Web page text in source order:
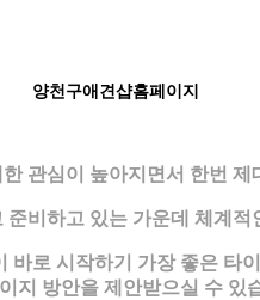
양천구애견샵홈페이지
관심이 높아지면서 한번
비하고 있는 가운데 체계
로 시작하기 가장 좋은 타
지 방안을 제안받으실 수 있